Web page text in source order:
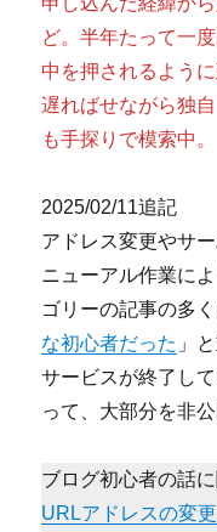
ど。半年たって一
中を押されるよう
遅ればせながら独
も手探りで模索中。
2025/02/11追記
アドレス変更やサ
ニューアル作業に
ゴリーの記事の多
な初心者だった 」
サービスが終了し
って、大部分を非
ブログ初心者の話
URLアドレスの変